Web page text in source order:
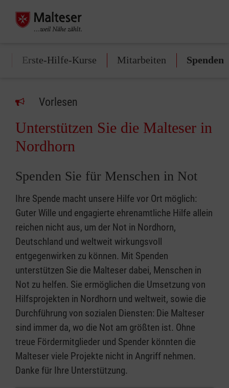
Erste-Hilfe-Kurse Mitarbeiten Spenden
Vorlesen
Unterstützen Sie die Malteser in
Nordhorn
Spenden Sie für Menschen in Not
Ihre Spende macht unsere Hilfe vor Ort möglich:
Guter Wille und engagierte ehrenamtliche Hilfe allein
reichen nicht aus, um der Not in Nordhorn,
Deutschland und weltweit wirkungsvoll
entgegenwirken zu können. Mit Spenden
unterstützen Sie die Malteser dabei, Menschen in
Not zu helfen. Sie ermöglichen die Umsetzung von
Hilfsprojekten in Nordhorn und weltweit, sowie die
Durchführung von sozialen Diensten: Die Malteser
sind immer da, wo die Not am größten ist. Ohne
treue Fördermitglieder und Spender könnten die
Malteser viele Projekte nicht in Angriff nehmen.
Danke für Ihre Unterstützung.